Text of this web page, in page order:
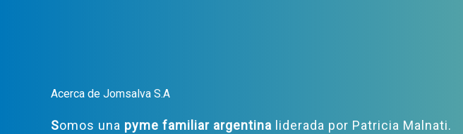
Acerca de Jomsalva S.A
Somos una pyme familiar argentina liderada por Patricia Malnati.